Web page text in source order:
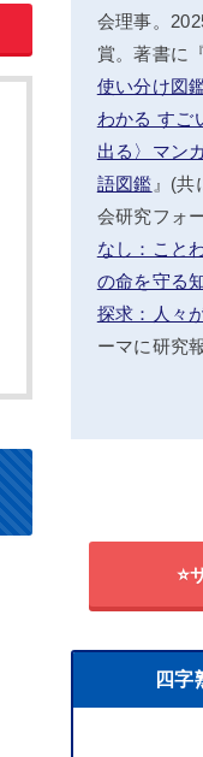
会理事。
賞。著書に
使い分け図
わかる すご
出る〉マン
語図鑑 』(共
会研究フォ
なし：こと
の命を守る
探求：人々
ーマに研究
⭐
四字